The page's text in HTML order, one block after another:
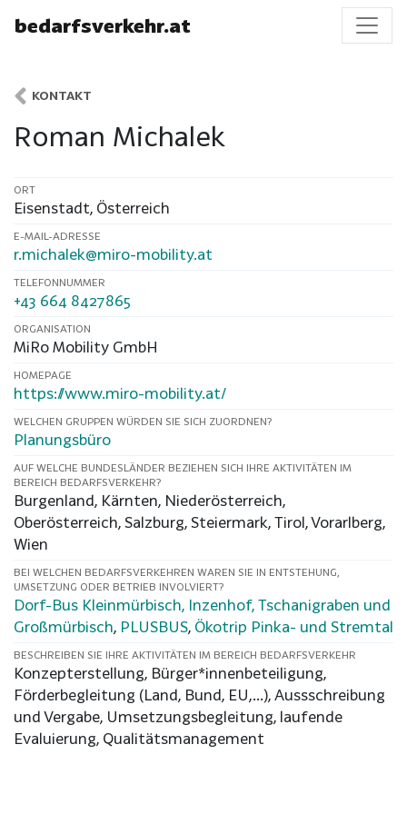
bedarfsverkehr.at
KONTAKT
Roman Michalek
ORT
Eisenstadt, Österreich
E-MAIL-ADRESSE
r.michalek@miro-mobility.at
TELEFONNUMMER
+43 664 8427865
ORGANISATION
MiRo Mobility GmbH
HOMEPAGE
https://www.miro-mobility.at/
WELCHEN GRUPPEN WÜRDEN SIE SICH ZUORDNEN?
Planungsbüro
AUF WELCHE BUNDESLÄNDER BEZIEHEN SICH IHRE AKTIVITÄTEN IM
BEREICH BEDARFSVERKEHR?
Burgenland, Kärnten, Niederösterreich,
Oberösterreich, Salzburg, Steiermark, Tirol, Vorarlberg,
Wien
BEI WELCHEN BEDARFSVERKEHREN WAREN SIE IN ENTSTEHUNG,
UMSETZUNG ODER BETRIEB INVOLVIERT?
Dorf-Bus Kleinmürbisch, Inzenhof, Tschanigraben und
Großmürbisch, PLUSBUS, Ökotrip Pinka- und Stremtal
BESCHREIBEN SIE IHRE AKTIVITÄTEN IM BEREICH BEDARFSVERKEHR
Konzepterstellung, Bürger*innenbeteiligung,
Förderbegleitung (Land, Bund, EU,...), Aussschreibung
und Vergabe, Umsetzungsbegleitung, laufende
Evaluierung, Qualitätsmanagement